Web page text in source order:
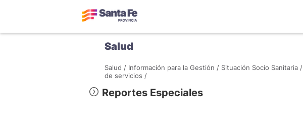
Salud
Salud / Información para la Gestión / Situación Socio Sanitaria /
de servicios /
Reportes Especiales